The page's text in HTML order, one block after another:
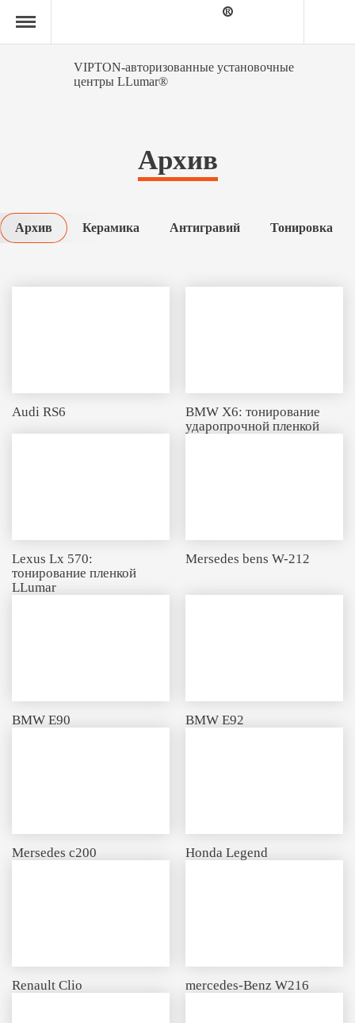
VIPTON-авторизованные установочные
центры LLumar®
страница
Архив
Керамика Антигравий Тонировка
Архив
Audi RS6
BMW X6: тонирование
ударопрочной пленкой
Lexus Lx 570:
тонирование пленкой
LLumar
Mersedes bens W-212
BMW E90 BMW E92
Mersedes с200 Honda Legend
Renault Clio mercedes-Benz W216